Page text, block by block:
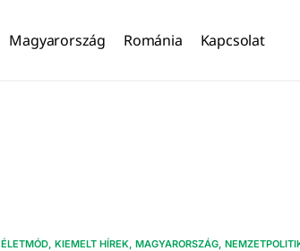
Magyarország Románia Kapcsolat
ÉLETMÓD KIEMELT HÍREK MAGYARORSZÁG